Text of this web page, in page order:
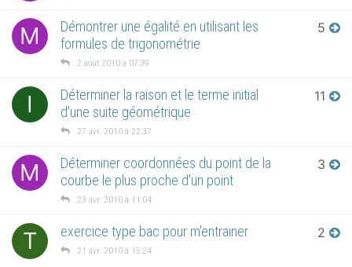
M
Démontrer une égalité en utilisant les
formules de trigonométrie
2 août 2010 à 07:39
5
I
Déterminer la raison et le terme initial
d'une suite géométrique
27 avr. 2010 à 22:37
11
M
Déterminer coordonnées du point de la
courbe le plus proche d'un point
23 avr. 2010 à 11:04
3
T exercice type bac pour m'entrainer
21 avr. 2010 à 15:24
2